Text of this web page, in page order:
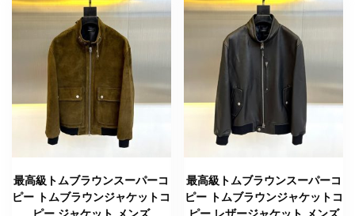
最高級トムブラウンスーパーコ
ピー トムブラウンジャケットコ
最高級トムブラウンスーパーコ
ピー トムブラウンジャケットコ